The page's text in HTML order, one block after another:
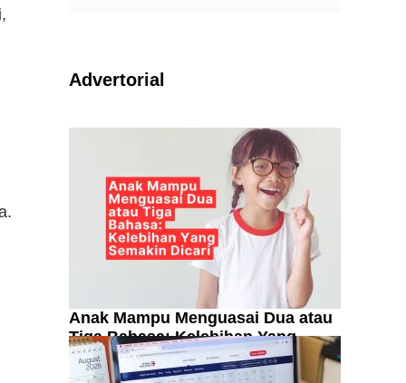
Advertorial
Anak Mampu Menguasai Dua atau
Tiga Bahasa: Kelebihan Yang
Semakin Dicari